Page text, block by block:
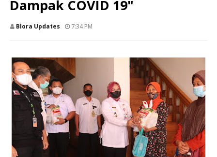
Dampak COVID 19"
Blora Updates 7:34 PM